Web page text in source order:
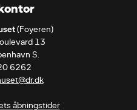
(Foyeren)
13
S.
åbningstider